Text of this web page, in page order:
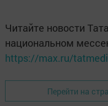
Читайте новости
национальном
https://max.ru/
Перейти на